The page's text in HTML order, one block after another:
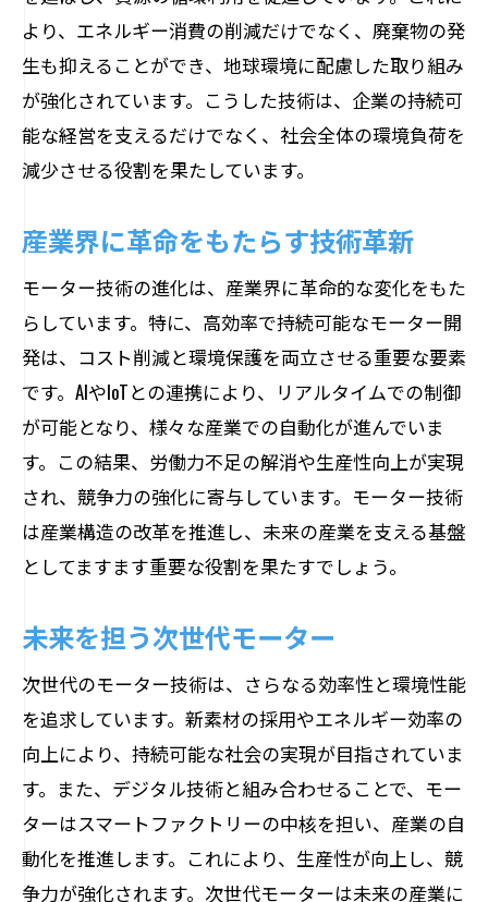
より、エネルギー消費の削減だけでなく、廃棄物の発
生も抑えることができ、地球環境に配慮した取り組み
が強化されています。こうした技術は、企業の持続可
能な経営を支えるだけでなく、社会全体の環境負荷を
減少させる役割を果たしています。
産業界に革命をもたらす技術革新
モーター技術の進化は、産業界に革命的な変化をもた
らしています。特に、高効率で持続可能なモーター開
発は、コスト削減と環境保護を両立させる重要な要素
です。AIやIoTとの連携により、リアルタイムでの制御
が可能となり、様々な産業での自動化が進んでいま
す。この結果、労働力不足の解消や生産性向上が実現
され、競争力の強化に寄与しています。モーター技術
は産業構造の改革を推進し、未来の産業を支える基盤
としてますます重要な役割を果たすでしょう。
未来を担う次世代モーター
次世代のモーター技術は、さらなる効率性と環境性能
を追求しています。新素材の採用やエネルギー効率の
向上により、持続可能な社会の実現が目指されていま
す。また、デジタル技術と組み合わせることで、モー
ターはスマートファクトリーの中核を担い、産業の自
動化を推進します。これにより、生産性が向上し、競
争力が強化されます。次世代モーターは未来の産業に